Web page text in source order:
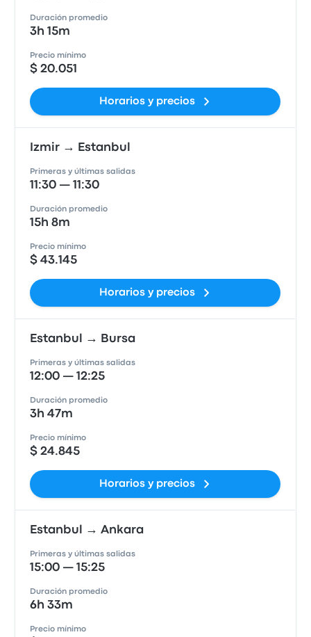
Duración promedio
3h 15m
Precio mínimo
$ 20.051
Horarios y precios
Izmir → Estanbul
Primeras y últimas salidas
11:30 — 11:30
Duración promedio
15h 8m
Precio mínimo
$ 43.145
Horarios y precios
Estanbul → Bursa
Primeras y últimas salidas
12:00 — 12:25
Duración promedio
3h 47m
Precio mínimo
$ 24.845
Horarios y precios
Estanbul → Ankara
Primeras y últimas salidas
15:00 — 15:25
Duración promedio
6h 33m
Precio mínimo